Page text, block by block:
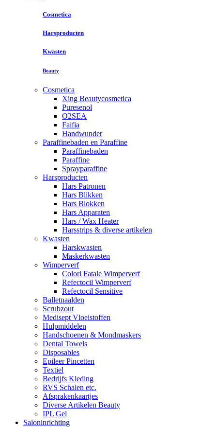
Cosmetica
Harsproducten
Kwasten
Beauty
Cosmetica
Xing Beautycosmetica
Puresenol
O2SEA
Faifia
Handwunder
Paraffinebaden en Paraffine
Paraffinebaden
Paraffine
Sprayparaffine
Harsproducten
Hars Patronen
Hars Blikken
Hars Blokken
Hars Apparaten
Hars / Wax Heater
Harsstrips & diverse artikelen
Kwasten
Harskwasten
Maskerkwasten
Wimperverf
Colori Fatale Wimperverf
Refectocil Wimperverf
Refectocil Sensitive
Balletnaalden
Scrubzout
Medisept Vloeistoffen
Hulpmiddelen
Handschoenen & Mondmaskers
Dental Towels
Disposables
Epileer Pincetten
Textiel
Bedrijfs Kleding
RVS Schalen etc.
Afsprakenkaartjes
Diverse Artikelen Beauty
IPL Gel
Saloninrichting